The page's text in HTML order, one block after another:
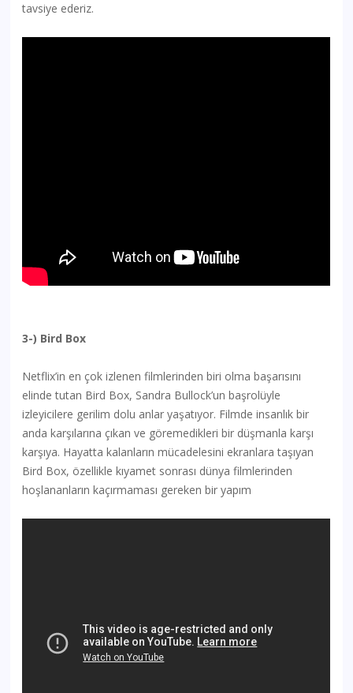
tavsiye ederiz.
3-) Bird Box
Netflix’in en çok izlenen filmlerinden biri olma başarısını
elinde tutan Bird Box, Sandra Bullock’un başrolüyle
izleyicilere gerilim dolu anlar yaşatıyor. Filmde insanlık bir
anda karşılarına çıkan ve göremedikleri bir düşmanla karşı
karşıya. Hayatta kalanların mücadelesini ekranlara taşıyan
Bird Box, özellikle kıyamet sonrası dünya filmlerinden
hoşlananların kaçırmaması gereken bir yapım